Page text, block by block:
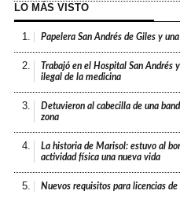
LO MÁS VISTO
1. Papelera San Andrés de Giles y
2.
Trabajó en el Hospital San Andrés
ilegal de la medicina
3.
Detuvieron al cabecilla de una
zona
4.
La historia de Marisol: estuvo al
actividad física una nueva vida
5. Nuevos requisitos para licencias